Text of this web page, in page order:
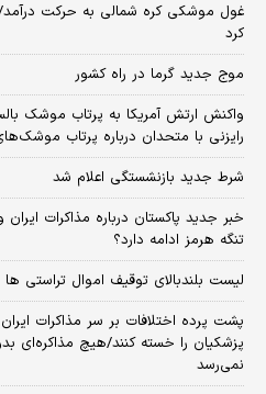
غول موشکی کره شمالی به حرکت
کرد
موج جدید گرما در راه کشور
واکنش ارتش آمریکا به پرتاب موشک
رایزنی با متحدان درباره پرتاب
شرط جدید بازنشستگی اعلام شد
خبر جدید پاکستان درباره مذاکرات ایران
تنگه هرمز ادامه دارد؟
لیست بلندبالای توقیف اموال تراستی ها
پشت پرده اختلافات بر سر مذاکرات
پزشکیان را خسته کنند/هیچ مذاکره‌ای
نمی‌رسد